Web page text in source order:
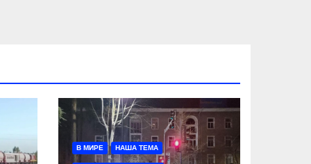
В МИРЕ НАША ТЕМА